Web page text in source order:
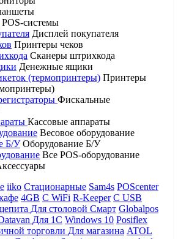
POS-системы
Дисплей покупателя
Принтеры чеков
Сканеры штрихкода
Денежные ящики
(термопринтеры) Принтеры
Фискальные
Кассовые аппараты
Весовое оборудование
Б/У Оборудование Б/У
Все POS-оборудование
iiko Стационарные Sam4s POScenter
4GB С WiFi R-Keeper С USB
Для столовой Смарт Globalpos
Для 1С Windows 10 Posiflex
торговли Для магазина ATOL